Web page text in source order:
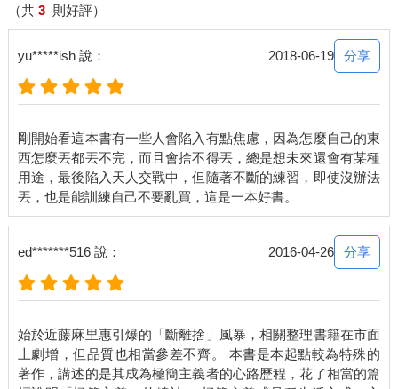
貌或身材出色，得到了同輩的關注，我也就更注重打扮和外表的
修飾，好繼續得到外界的肯定和特殊待遇。甚至，如果我個頭比
較瘦小，玩耍總是爭不贏，或許我會變得退縮，避開需要跟人競
從特質，經過與外界的互動，一個人在無意間得到了鼓勵或否
想做醫生、護士、老師、家長、企業家、歌手、明星、學者、工
程師、技師……都離不開他自己所指定的身分，也反映了他對自
己的認同。
很有意思的是，我們華人對身分特別重視。也許這就是儒家思想
的影響，認為每個人在社會上都要有他的角色，他的身分。但
是，這個角色和身分似乎已經合而為一。這一來，我們每一個人
都離不開社會上所扮演的角色，而個人在社會上扮演的角色，又
自然變成身分很重要的一部份。我們很常見到──人與人之間的稱
例如：王教授、李老闆、邱董事長、林副總、盧總、張指揮官、
陳工程師、楊老師、王同學、李小姐、林哥哥、陳小妹……也可
以說，從這個稱謂，已經定出了這個人在社會所扮演的角色。
（共 3 則好評）
yu*****ish 說： 2018-06-19 分享
剛開始看這本書有一些人會陷入有點焦慮，因為怎麼自己的東
西怎麼丟都丟不完，而且會捨不得丟，總是想未來還會有某種
用途，最後陷入天人交戰中，但隨著不斷的練習，即使沒辦法
ed*******516 說： 2016-04-26 分享
始於近藤麻里惠引爆的「斷離捨」風暴，相關整理書籍在市面
上劇增，但品質也相當參差不齊。 本書是本起點較為特殊的
著作，講述的是其成為極簡主義者的心路歷程，花了相當的篇